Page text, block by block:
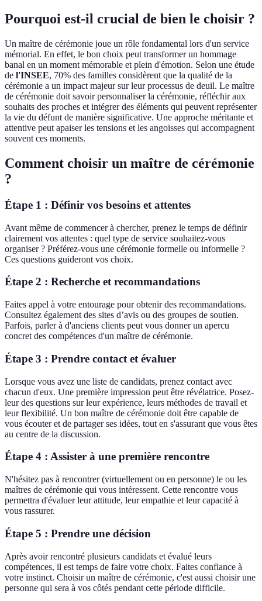
Pourquoi est-il crucial de bien le choisir ?
Un maître de cérémonie joue un rôle fondamental lors d'un service
mémorial. En effet, le bon choix peut transformer un hommage
banal en un moment mémorable et plein d'émotion. Selon une étude
de l'INSEE, 70% des familles considèrent que la qualité de la
cérémonie a un impact majeur sur leur processus de deuil. Le maître
de cérémonie doit savoir personnaliser la cérémonie, réfléchir aux
souhaits des proches et intégrer des éléments qui peuvent représenter
la vie du défunt de manière significative. Une approche méritante et
attentive peut apaiser les tensions et les angoisses qui accompagnent
souvent ces moments.
Comment choisir un maître de cérémonie
?
Étape 1 : Définir vos besoins et attentes
Avant même de commencer à chercher, prenez le temps de définir
clairement vos attentes : quel type de service souhaitez-vous
organiser ? Préférez-vous une cérémonie formelle ou informelle ?
Ces questions guideront vos choix.
Étape 2 : Recherche et recommandations
Faites appel à votre entourage pour obtenir des recommandations.
Consultez également des sites d’avis ou des groupes de soutien.
Parfois, parler à d'anciens clients peut vous donner un apercu
concret des compétences d'un maître de cérémonie.
Étape 3 : Prendre contact et évaluer
Lorsque vous avez une liste de candidats, prenez contact avec
chacun d'eux. Une première impression peut être révélatrice. Posez-
leur des questions sur leur expérience, leurs méthodes de travail et
leur flexibilité. Un bon maître de cérémonie doit être capable de
vous écouter et de partager ses idées, tout en s'assurant que vous êtes
au centre de la discussion.
Étape 4 : Assister à une première rencontre
N'hésitez pas à rencontrer (virtuellement ou en personne) le ou les
maîtres de cérémonie qui vous intéressent. Cette rencontre vous
permettra d'évaluer leur attitude, leur empathie et leur capacité à
vous rassurer.
Étape 5 : Prendre une décision
Après avoir rencontré plusieurs candidats et évalué leurs
compétences, il est temps de faire votre choix. Faites confiance à
votre instinct. Choisir un maître de cérémonie, c'est aussi choisir une
personne qui sera à vos côtés pendant cette période difficile.